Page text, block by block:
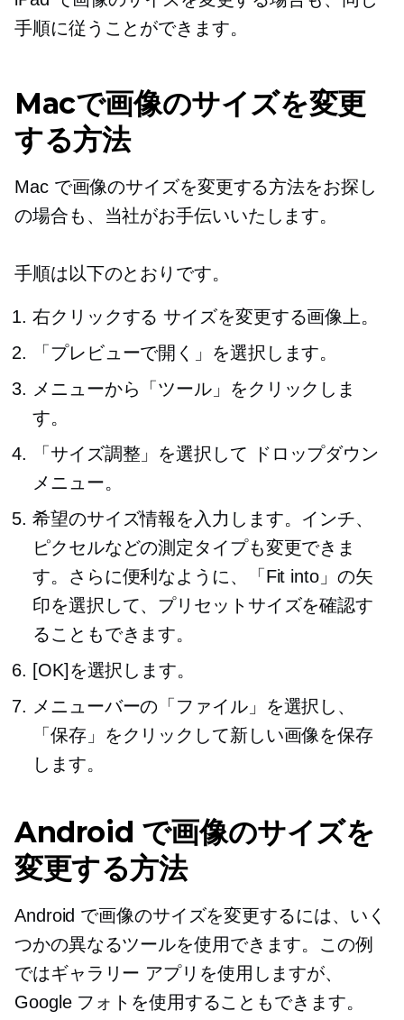
手順に従うことができます。
Macで画像のサイズを変更
する方法
Mac で画像のサイズを変更する方法をお探し
の場合も、当社がお手伝いいたします。
手順は以下のとおりです。
右クリックする サイズを変更する画像上。
「プレビューで開く」を選択します。
メニューから「ツール」をクリックしま
す。
「サイズ調整」を選択して
ドロップダウン
メニュー。
希望のサイズ情報を入力します。インチ、
ピクセルなどの測定タイプも変更できま
す。さらに便利なように、「Fit into」の矢
印を選択して、プリセットサイズを確認す
ることもできます。
[OK]を選択します。
メニューバーの「ファイル」を選択し、
「保存」をクリックして新しい画像を保存
します。
Android で画像のサイズを
変更する方法
Android で画像のサイズを変更するには、いく
つかの異なるツールを使用できます。この例
ではギャラリー アプリを使用しますが、
Google フォトを使用することもできます。